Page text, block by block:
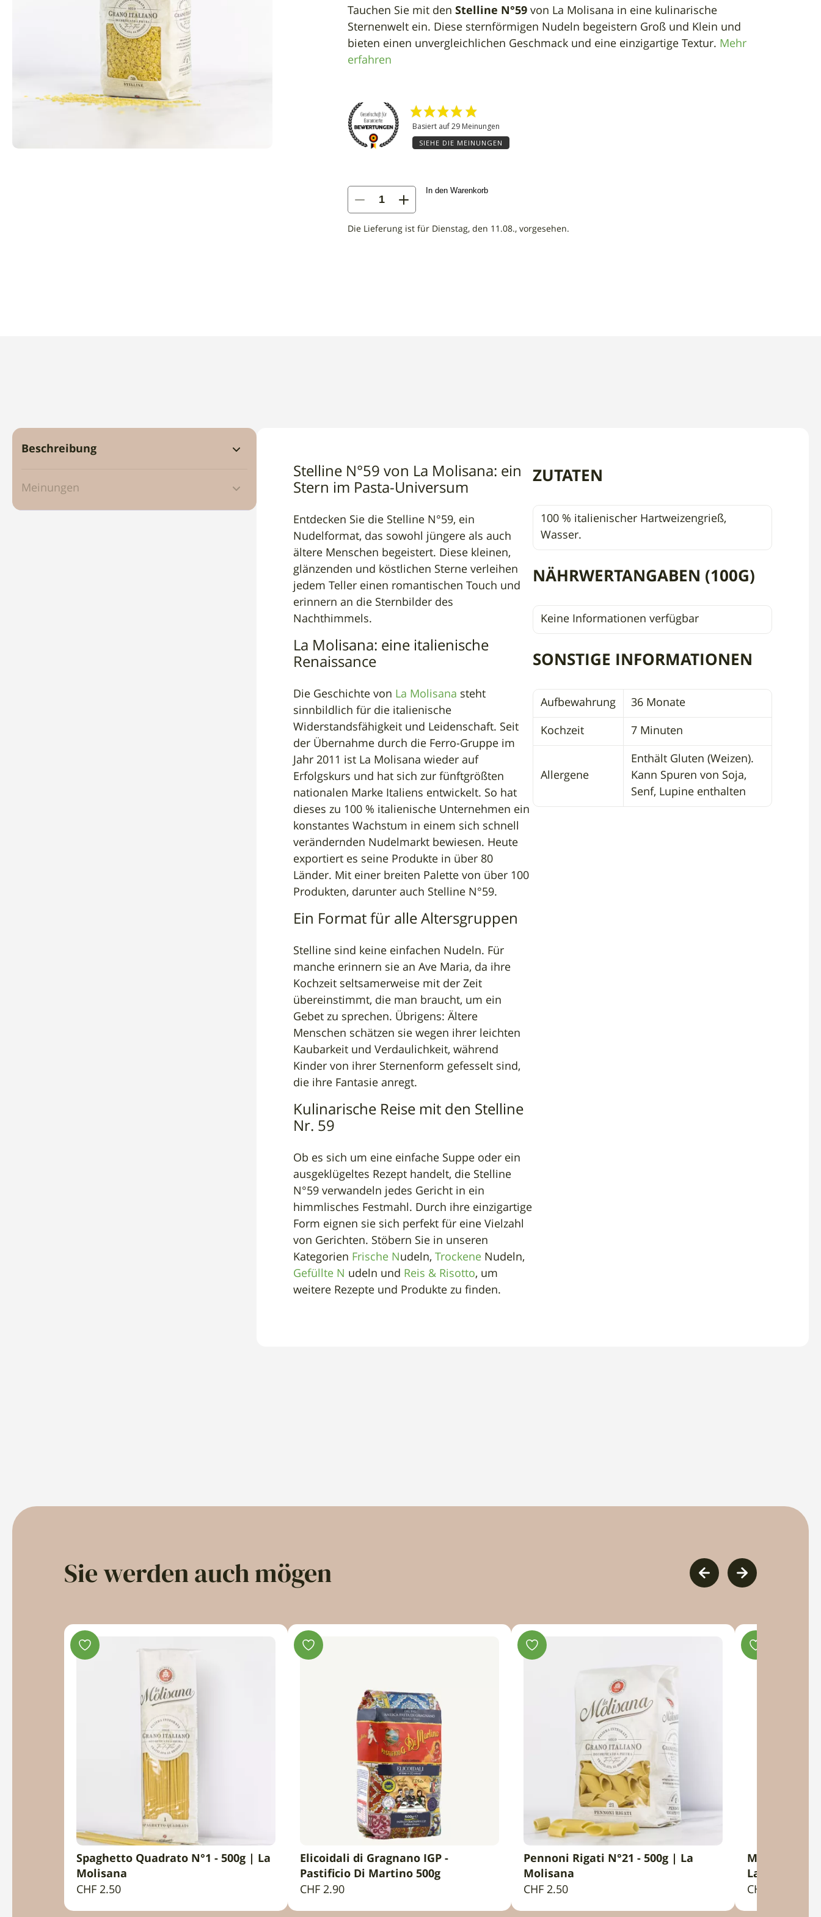
Tauchen Sie mit den Stelline N°59von La Molisana in eine kulinarische
Sternenwelt ein. Diese sternförmigen Nudeln begeistern Groß und Klein und
bieten einen unvergleichlichen Geschmack und eine einzigartige Textur. Mehr
erfahren
Basiert auf 29 Meinungen
SIEHE DIE MEINUNGEN
Menge
von
Stelline
In den Warenkorb
Die Lieferung ist für Dienstag, den 11.08., vorgesehen.
Beschreibung
Meinungen
Stelline N°59 von La Molisana: ein
Stern im Pasta-Universum
Entdecken Sie die Stelline N°59, ein
Nudelformat, das sowohl jüngere als auch
ältere Menschen begeistert. Diese kleinen,
glänzenden und köstlichen Sterne verleihen
jedem Teller einen romantischen Touch und
erinnern an die Sternbilder des
Nachthimmels.
La Molisana: eine italienische
Renaissance
Die Geschichte von La Molisana steht
sinnbildlich für die italienische
Widerstandsfähigkeit und Leidenschaft. Seit
der Übernahme durch die Ferro-Gruppe im
Jahr 2011 ist La Molisana wieder auf
Erfolgskurs und hat sich zur fünftgrößten
nationalen Marke Italiens entwickelt. So hat
dieses zu 100 % italienische Unternehmen ein
konstantes Wachstum in einem sich schnell
verändernden Nudelmarkt bewiesen. Heute
exportiert es seine Produkte in über 80
Länder. Mit einer breiten Palette von über 100
Produkten, darunter auch Stelline N°59.
Ein Format für alle Altersgruppen
Stelline sind keine einfachen Nudeln. Für
manche erinnern sie an Ave Maria, da ihre
Kochzeit seltsamerweise mit der Zeit
übereinstimmt, die man braucht, um ein
Gebet zu sprechen. Übrigens: Ältere
Menschen schätzen sie wegen ihrer leichten
Kaubarkeit und Verdaulichkeit, während
Kinder von ihrer Sternenform gefesselt sind,
die ihre Fantasie anregt.
Kulinarische Reise mit den Stelline
Nr. 59
Ob es sich um eine einfache Suppe oder ein
ausgeklügeltes Rezept handelt, die Stelline
N°59 verwandeln jedes Gericht in ein
himmlisches Festmahl. Durch ihre einzigartige
Form eignen sie sich perfekt für eine Vielzahl
von Gerichten. Stöbern Sie in unseren
Kategorien Frische N udeln, Trockene Nudeln,
Gefüllte N udeln und Reis & Risotto, um
weitere Rezepte und Produkte zu finden.
ZUTATEN
100 % italienischer Hartweizengrieß,
Wasser.
NÄHRWERTANGABEN (100G)
Keine Informationen verfügbar
SONSTIGE INFORMATIONEN
Aufbewahrung 36 Monate
Kochzeit 7 Minuten
Allergene
Enthält Gluten (Weizen).
Kann Spuren von Soja,
Senf, Lupine enthalten
Sie werden auch mögen
IN DEN WARENKORB
Spaghetto Quadrato N°1 - 500g | La
Molisana
CHF2.50
IN DEN WARENKORB
Elicoidali di Gragnano IGP -
Pastificio Di Martino 500g
CHF2.90
IN DEN WARENKORB
Pennoni Rigati N°21 - 500g | La
Molisana
CHF2.50
Mezze
La Molisana
CHF